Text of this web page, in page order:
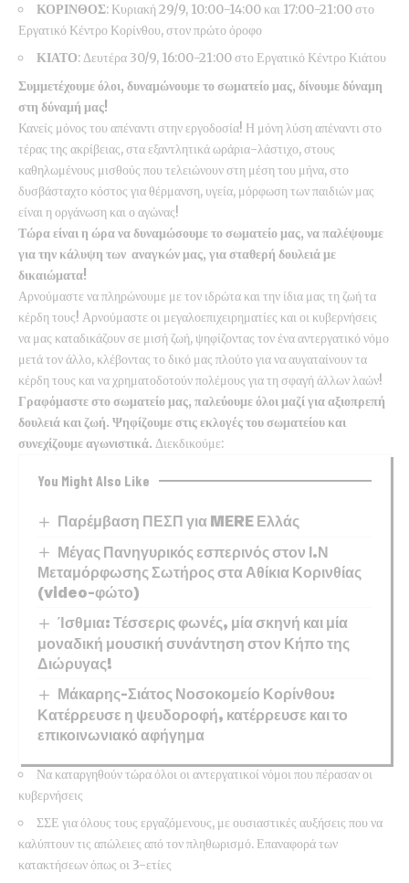
ΚΟΡΙΝΘΟΣ: Κυριακή 29/9, 10:00-14:00 και 17:00-21:00 στο
Εργατικό Κέντρο Κορίνθου, στον πρώτο όροφο
ΚΙΑΤΟ: Δευτέρα 30/9, 16:00-21:00 στο Εργατικό Κέντρο Κιάτου
Συμμετέχουμε όλοι, δυναμώνουμε το σωματείο μας, δίνουμε δύναμη
στη δύναμή μας!
Κανείς μόνος του απέναντι στην εργοδοσία! Η μόνη λύση απέναντι στο
τέρας της ακρίβειας, στα εξαντλητικά ωράρια-λάστιχο, στους
καθηλωμένους μισθούς που τελειώνουν στη μέση του μήνα, στο
δυσβάσταχτο κόστος για θέρμανση, υγεία, μόρφωση των παιδιών μας
είναι η οργάνωση και ο αγώνας!
Τώρα είναι η ώρα να δυναμώσουμε το σωματείο μας, να παλέψουμε
για την κάλυψη των αναγκών μας, για σταθερή δουλειά με
δικαιώματα!
Αρνούμαστε να πληρώνουμε με τον ιδρώτα και την ίδια μας τη ζωή τα
κέρδη τους! Αρνούμαστε οι μεγαλοεπιχειρηματίες και οι κυβερνήσεις
να μας καταδικάζουν σε μισή ζωή, ψηφίζοντας τον ένα αντεργατικό νόμο
μετά τον άλλο, κλέβοντας το δικό μας πλούτο για να αυγαταίνουν τα
κέρδη τους και να χρηματοδοτούν πολέμους για τη σφαγή άλλων λαών!
Γραφόμαστε στο σωματείο μας, παλεύουμε όλοι μαζί για αξιοπρεπή
δουλειά και ζωή. Ψηφίζουμε στις εκλογές του σωματείου και
συνεχίζουμε αγωνιστικά. Διεκδικούμε:
You Might Also Like
Παρέμβαση ΠΕΣΠ για MERE Ελλάς
Μέγας Πανηγυρικός εσπερινός στον Ι.Ν
Μεταμόρφωσης Σωτήρος στα Αθίκια Κορινθίας
(video-φώτο)
Ίσθμια: Τέσσερις φωνές, μία σκηνή και μία
μοναδική μουσική συνάντηση στον Κήπο της
Διώρυγας!
Μάκαρης-Σιάτος Νοσοκομείο Κορίνθου:
Κατέρρευσε η ψευδοροφή, κατέρρευσε και το
επικοινωνιακό αφήγημα
Να καταργηθούν τώρα όλοι οι αντεργατικοί νόμοι που πέρασαν οι
κυβερνήσεις
ΣΣΕ για όλους τους εργαζόμενους, με ουσιαστικές αυξήσεις που να
καλύπτουν τις απώλειες από τον πληθωρισμό. Επαναφορά των
κατακτήσεων όπως οι 3-ετίες